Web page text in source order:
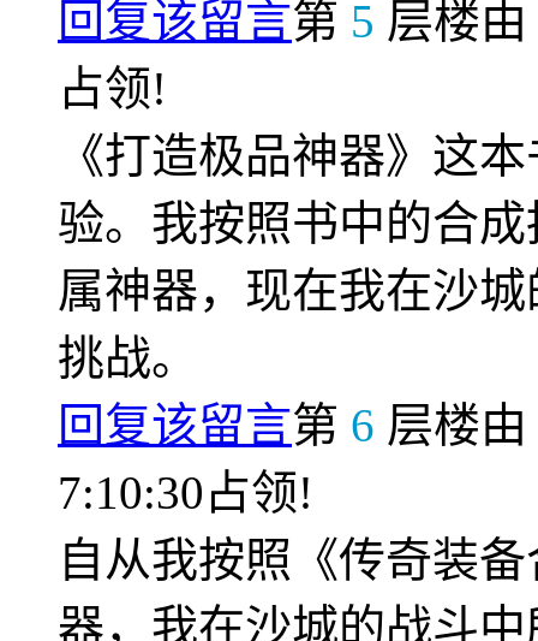
回复该留言第 5 层楼由
占领!
《打造极品神器》这
验。我按照书中的合
属神器，现在我在沙
挑战。
回复该留言第 6 层楼由
7:10:30占领!
自从我按照《传奇装
器，我在沙城的战斗